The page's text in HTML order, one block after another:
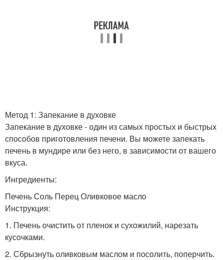
Метод 1: Запекание в духовке
Запекание в духовке - один из самых простых и быстрых
способов приготовления печени. Вы можете запекать
печень в мундире или без него, в зависимости от вашего
вкуса.
Ингредиенты:
Печень Соль Перец Оливковое масло
Инструкция:
1. Печень очистить от пленок и сухожилий, нарезать
кусочками.
2. Сбрызнуть оливковым маслом и посолить, поперчить.